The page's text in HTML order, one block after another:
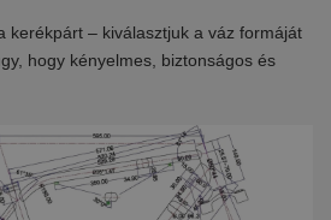
kerékpárt – kiválasztjuk a váz formáját
hogy kényelmes, biztonságos és